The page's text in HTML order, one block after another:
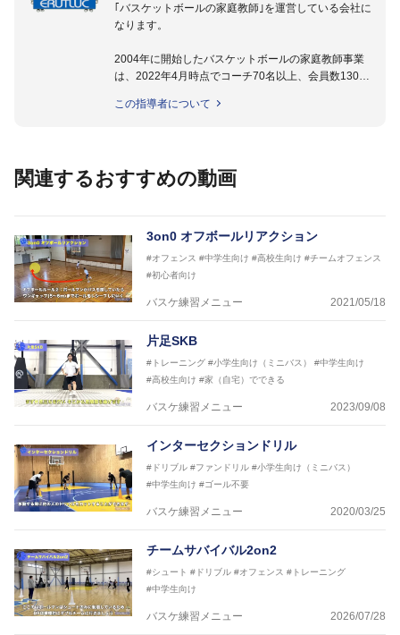
｢バスケットボールの家庭教師｣を運営している会社に
なります。
2004年に開始したバスケットボールの家庭教師事業
は、2022年4月時点でコーチ70名以上、会員数1300
指導実績多数・各地講習会なども担当しており、「は
など多くの書籍・DVDも監修しています。
2016年U12ナショナルキャンプヘッドコーチ
2016年U13ナショナルキャンプヘッドコーチ
2016年男子日本代表サポートコーチ
2017年U12ナショナルキャンプヘッドコーチ
2017年U13ナショナルキャンプヘッドコーチ
リーコーチ
2018年U12ナショナルキャンプヘッドコーチ
2018年U13ナショナルキャンプヘッドコーチ
2018年～2021年男子日本代表サポートコーチ
2021年～女子日本代表アシスタントコーチ
この指導者について
関連するおすすめの動画
3on0 オフボールリアクション
#オフェンス #中学生向け #高校生向け #チームオフェンス
#初心者向け
バスケ練習メニュー 2021/05/18
片足SKB
#トレーニング #小学生向け（ミニバス）
#中学生向け
#高校生向け #家（自宅）でできる
バスケ練習メニュー 2023/09/08
インターセクションドリル
#ドリブル #ファンドリル #小学生向け（ミニバス）
#中学生向け #ゴール不要
バスケ練習メニュー 2020/03/25
チームサバイバル2on2
#シュート #ドリブル #オフェンス #トレーニング
#中学生向け
バスケ練習メニュー 2026/07/28